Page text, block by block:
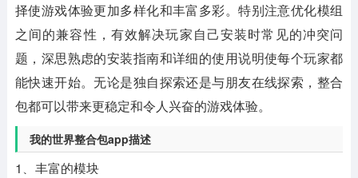
择使游戏体验更加多样化和丰富多彩。特别注意优化模组
之间的兼容性，有效解决玩家自己安装时常见的冲突问
题，深思熟虑的安装指南和详细的使用说明使每个玩家都
能快速开始。无论是独自探索还是与朋友在线探索，整合
包都可以带来更稳定和令人兴奋的游戏体验。
我的世界整合包app描述
1、丰富的模块